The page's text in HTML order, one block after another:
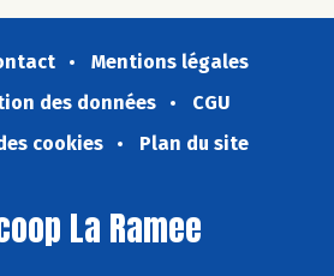
Mentions légales
des données
CGU
cookies
Plan du site
La Ramee